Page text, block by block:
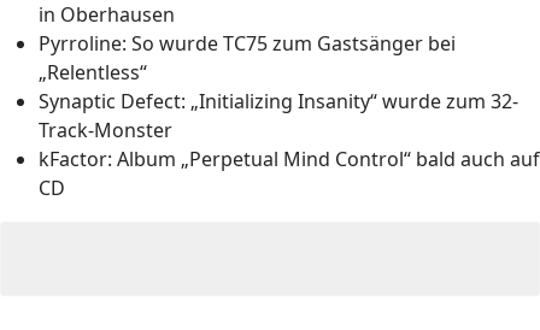
in Oberhausen
Pyrroline: So wurde TC75 zum Gastsänger bei
„Relentless“
Synaptic Defect: „Initializing Insanity“ wurde zum 32-
Track-Monster
kFactor: Album „Perpetual Mind Control“ bald auch auf
CD